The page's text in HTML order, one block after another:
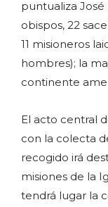
puntualiza José
obispos, 22
11 misioneros
hombres); la
continente
El acto central
con la colecta
recogido irá
misiones de la
tendrá lugar la